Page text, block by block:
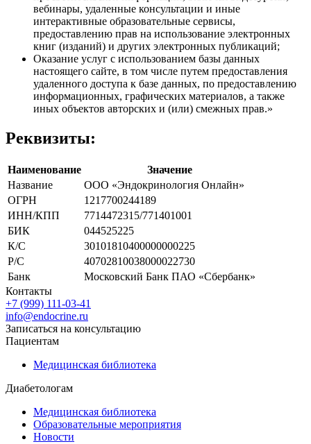
вебинары, удаленные консультации и иные
интерактивные образовательные сервисы,
предоставлению прав на использование электронных
книг (изданий) и других электронных публикаций;
Оказание услуг с использованием базы данных
настоящего сайте, в том числе путем предоставления
удаленного доступа к базе данных, по предоставлению
информационных, графических материалов, а также
иных объектов авторских и (или) смежных прав.»
Реквизиты:
Наименование
Значение
Название
ООО «Эндокринология Онлайн»
ОГРН
1217700244189
ИНН/КПП
7714472315/771401001
БИК
044525225
К/С
30101810400000000225
Р/С
40702810038000022730
Банк
Московский Банк ПАО «Сбербанк»
Контакты
+7 (999) 111-03-41
info@endocrine.ru
Записаться на консультацию
Пациентам
Медицинская библиотека
Диабетологам
Медицинская библиотека
Образовательные мероприятия
Новости